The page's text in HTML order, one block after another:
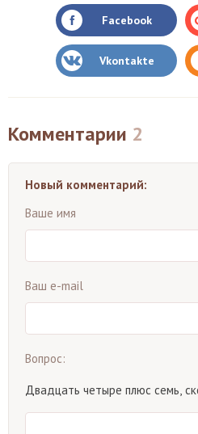
Facebook
Vkontakte
Комментарии 2
Новый комментарий:
Ваше имя
Ваш e-mail
Вопрос:
Двадцать четыре плюс семь,